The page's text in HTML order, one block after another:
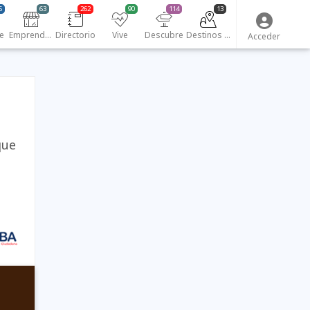
Emprendedores
63
Directorio
262
Vive
90
Descubre
114
Destinos turísticos
13
Acceder